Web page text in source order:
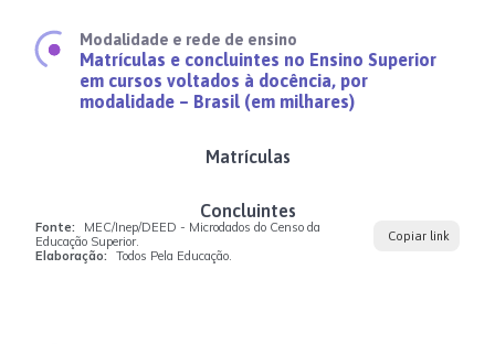
Modalidade e rede de ensino
Matrículas e concluintes no Ensino Superior
em cursos voltados à docência, por
modalidade – Brasil (em milhares)
Matrículas
Concluintes
Fonte:
MEC/Inep/DEED - Microdados do Censo da
Educação Superior.
Elaboração:
Todos Pela Educação.
Copiar link